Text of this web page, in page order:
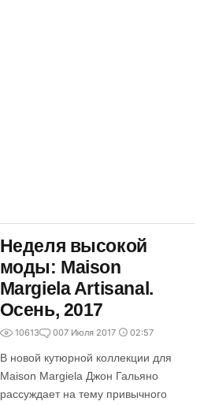
Неделя высокой
моды: Maison
Margiela Artisanal.
Осень, 2017
10613 007 Июля 2017 02:57
В новой кутюрной коллекции для
Maison Margiela Джон Гальяно
рассуждает на тему привычного